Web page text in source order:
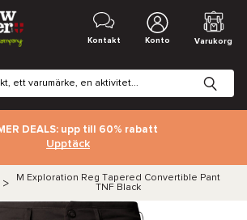
Kontakt Konto Varukorg
DEALS: upp till 60% rabatt
Upptäck
>
M Exploration Reg Tapered Convertible Pant
TNF Black